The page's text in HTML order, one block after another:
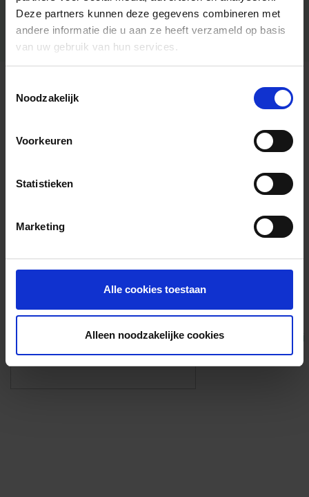
Deze partners kunnen deze gegevens combineren met
andere informatie die u aan ze heeft verzameld op basis
van uw gebruik van hun services.
Noodzakelijk
Voorkeuren
Statistieken
Marketing
Alle cookies toestaan
Alleen noodzakelijke cookies
Algemene informatie
Foto’s ({{photos.length}})
Eigen foto’s